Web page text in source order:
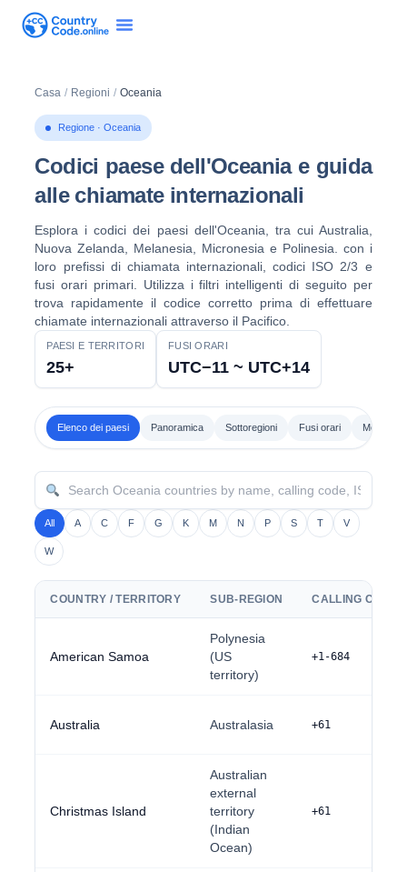
Casa / Regioni / Oceania
Regione · Oceania
Codici paese dell'Oceania e guida
alle chiamate internazionali
Esplora i codici dei paesi dell'Oceania, tra cui Australia,
Nuova Zelanda, Melanesia, Micronesia e Polinesia. con i
loro prefissi di chiamata internazionali, codici ISO 2/3 e
fusi orari primari. Utilizza i filtri intelligenti di seguito per
trova rapidamente il codice corretto prima di effettuare
chiamate internazionali attraverso il Pacifico.
PAESI E TERRITORI
25+
FUSI ORARI
UTC−11 ~ UTC+14
Elenco dei paesi Panoramica Sottoregioni Fusi orari Modelli di
All A C F G K M N P S T V
W
COUNTRY / TERRITORY SUB-REGION CALLING CODE
American Samoa
Polynesia
(US
territory)
+1-684
Australia Australasia +61
Christmas Island
Australian
external
territory
(Indian
Ocean)
+61